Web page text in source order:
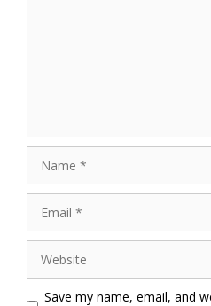
Save my name, email, and